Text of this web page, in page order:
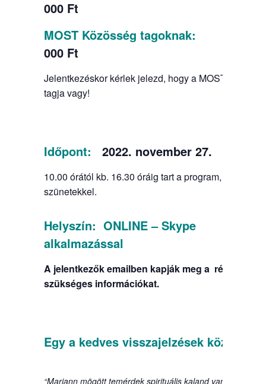
000 Ft
MOST Közösség tagoknak:
000 Ft
Jelentkezéskor kérlek jelezd, hogy a MOST
tagja vagy!
Időpont: 2022. november 27.
10.00 órától kb. 16.30 óráig tart a program,
szünetekkel.
Helyszín: ONLINE – Skype
alkalmazással
A jelentkezők emailben kapják meg a
szükséges információkat.
Egy a kedves visszajelzések közül:
“Mariann mögött temérdek spirituális kaland van, mégis